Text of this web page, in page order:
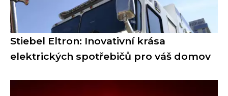
Stiebel Eltron: Inovativní krása
elektrických spotřebičů pro váš domov